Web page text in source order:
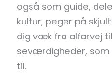
også som guide,
kultur, peger på
dig væk fra alfarvej
seværdigheder, som
til.